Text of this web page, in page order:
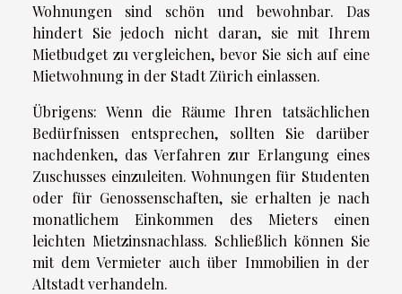
Wohnungen sind schön und bewohnbar. Das
hindert Sie jedoch nicht daran, sie mit Ihrem
Mietbudget zu vergleichen, bevor Sie sich auf eine
Mietwohnung in der Stadt Zürich einlassen.
Übrigens: Wenn die Räume Ihren tatsächlichen
Bedürfnissen entsprechen, sollten Sie darüber
nachdenken, das Verfahren zur Erlangung eines
Zuschusses einzuleiten. Wohnungen für Studenten
oder für Genossenschaften, sie erhalten je nach
monatlichem Einkommen des Mieters einen
leichten Mietzinsnachlass. Schließlich können Sie
mit dem Vermieter auch über Immobilien in der
Altstadt verhandeln.